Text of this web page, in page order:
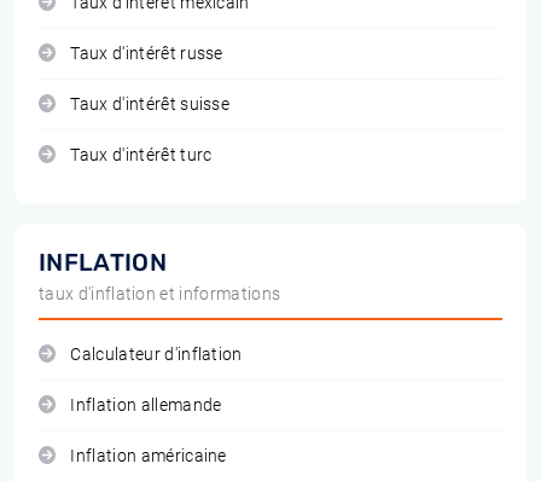
Taux d'intérêt russe
Taux d'intérêt suisse
Taux d'intérêt turc
INFLATION
taux d'inflation et informations
Calculateur d'inflation
Inflation allemande
Inflation américaine